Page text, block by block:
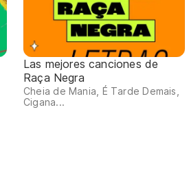
Las mejores canciones de
Raça Negra
Cheia de Mania, É Tarde Demais,
Cigana...